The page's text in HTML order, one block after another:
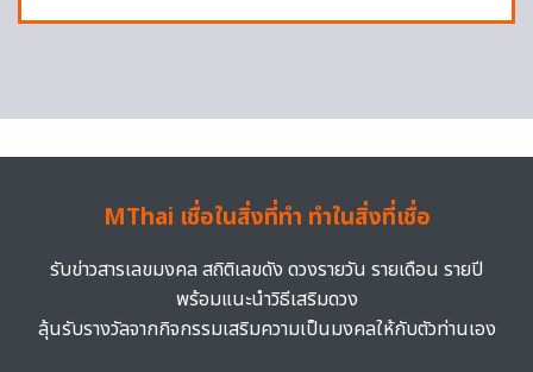
MThai เชื่อในสิ่งที่ทำ ทำในสิ่งที่เชื่อ
รับข่าวสารเลขมงคล สถิติเลขดัง ดวงรายวัน รายเดือน รายปี
พร้อมแนะนำวิธีเสริมดวง
ลุ้นรับรางวัลจากกิจกรรมเสริมความเป็นมงคลให้กับตัวท่านเอง